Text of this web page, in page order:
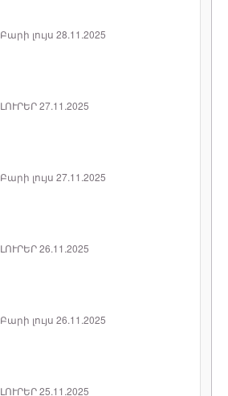
Բարի լույս 28.11.2025
ԼՈՒՐԵՐ 27.11.2025
Բարի լույս 27.11.2025
ԼՈՒՐԵՐ 26.11.2025
Բարի լույս 26.11.2025
ԼՈՒՐԵՐ 25.11.2025